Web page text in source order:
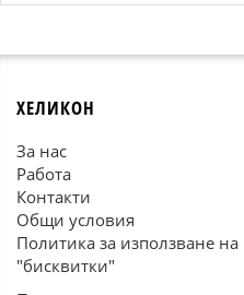
ХЕЛИКОН
За нас
Работа
Контакти
Общи условия
Политика за използване на
"бисквитки"